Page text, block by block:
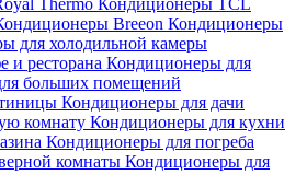
Thermo Кондиционеры TCL
Breeon Кондиционеры
для холодильной камеры
и ресторана Кондиционеры для
больших помещений
Кондиционеры для дачи
комнату Кондиционеры для кухни
Кондиционеры для погреба
комнаты Кондиционеры для